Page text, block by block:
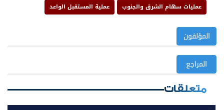
عمليات سهام الشرق والجنوب
عملية المستقبل الواعد
المؤلفون
المراجع
متعلقات